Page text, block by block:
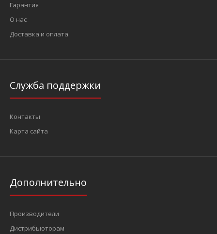
Гарантия
О нас
Доставка и оплата
Служба поддержки
Контакты
Карта сайта
Дополнительно
Производители
Дистрибьюторам